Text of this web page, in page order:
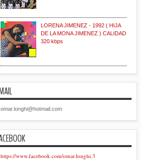
LORENA JIMENEZ - 1992 ( HIJA
DE LA MONA JIMENEZ ) CALIDAD
320 kbps
omar.longhi@hotmail.com
https://www.facebook.com/omar.longhi.3